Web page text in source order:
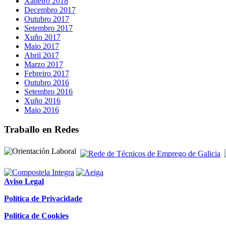
Decembro 2017
Outubro 2017
Setembro 2017
Xuño 2017
Maio 2017
Abril 2017
Marzo 2017
Febreiro 2017
Outubro 2016
Setembro 2016
Xuño 2016
Maio 2016
Traballo en Redes
Aviso Legal
Política de Privacidade
Politica de Cookies